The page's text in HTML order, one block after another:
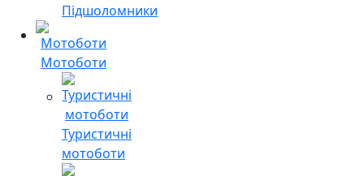
Підшоломники
Мотоботи
Туристичні
мотоботи